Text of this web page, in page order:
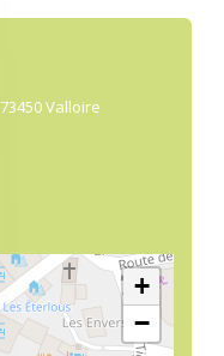
73450Valloire
+
−